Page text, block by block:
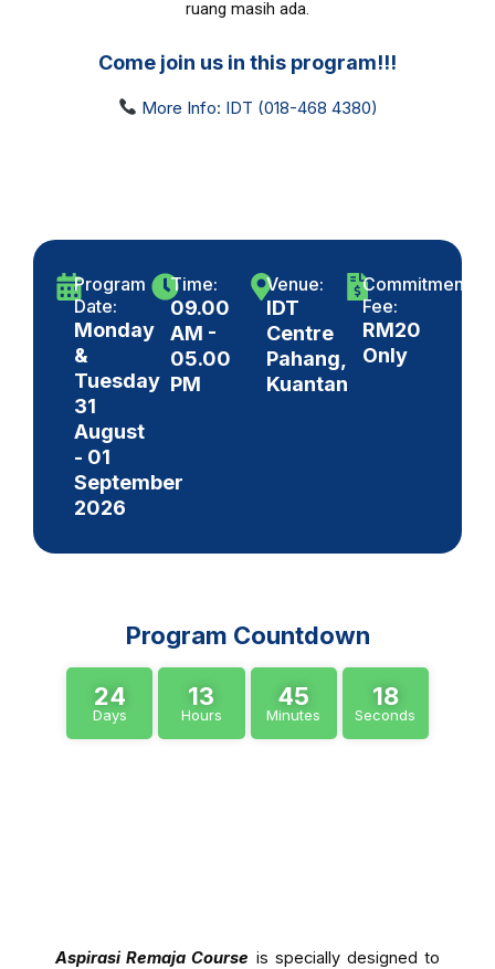
ruang masih ada.
Come join us in this program!!!
More Info: IDT (018-468 4380)
Program
Date:
Monday
&
Tuesday
31
August
- 01
September
2026
Time:
09.00
AM -
05.00
PM
Venue:
IDT
Centre
Pahang,
Kuantan
Commitment
Fee:
RM20
Only
Program Countdown
24
Days
13
Hours
45
Minutes
17
Seconds
Aspirasi Remaja Course is specially designed to